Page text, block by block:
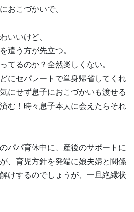
おこづかいで、
いいけど、
遣う方が先立つ。
てるのか？全然楽しくない。
にセパレートで単身帰省してくれ
にせず息子におこづかいも渡せる
む！時々息子本人に会えたらそれ
パパ育休中に、産後のサポートに
、育児方針を発端に娘夫婦と関係
けするのでしょうが、一旦絶縁状